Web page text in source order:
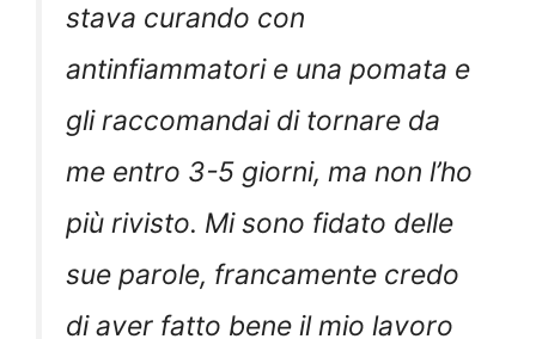
stava curando con
antinfiammatori e una pomata e
gli raccomandai di tornare da
me entro 3-5 giorni, ma non l’ho
più rivisto. Mi sono fidato delle
sue parole, francamente credo
di aver fatto bene il mio lavoro